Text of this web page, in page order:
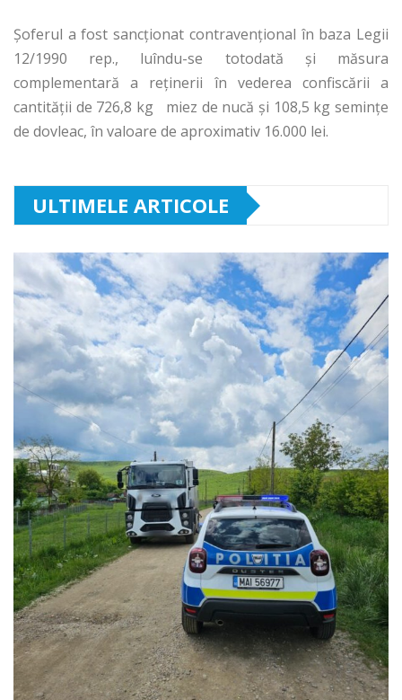
Şoferul a fost sancţionat contravenţional în baza Legii
12/1990 rep., luîndu-se totodată şi măsura
complementară a reţinerii în vederea confiscării a
cantităţii de 726,8 kg miez de nucă şi 108,5 kg seminţe
de dovleac, în valoare de aproximativ 16.000 lei.
ULTIMELE ARTICOLE